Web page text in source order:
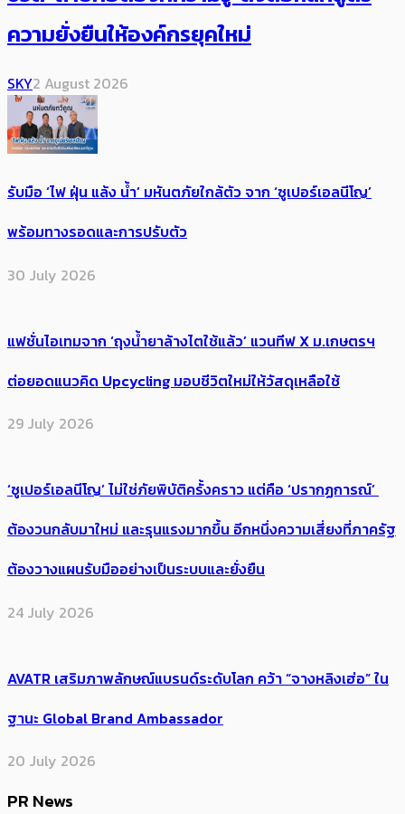
ความยั่งยืนให้องค์กรยุคใหม่
SKY2 August 2026
รับมือ ‘ไฟ ฝุ่น แล้ง น้ำ’ มหันตภัยใกล้ตัว จาก ‘ซูเปอร์เอลนีโญ’
พร้อมทางรอดและการปรับตัว
30 July 2026
แฟชั่นไอเทมจาก ‘ถุงน้ำยาล้างไตใช้แล้ว’ แวนทีฟ X ม.เกษตรฯ
ต่อยอดแนวคิด Upcycling มอบชีวิตใหม่ให้วัสดุเหลือใช้
29 July 2026
‘ซูเปอร์เอลนีโญ’ ไม่ใช่ภัยพิบัติครั้งคราว แต่คือ ‘ปรากฏการณ์’ ​
ต้อง​วนกลับมาใหม่ และรุนแรงมากขึ้น อีกหนึ่งความเสี่ยงที่ภาครัฐ
ต้องวางแผนรับมืออย่างเป็นระบบและยั่งยืน
24 July 2026
AVATR เสริมภาพลักษณ์แบรนด์ระดับโลก คว้า “จางหลิงเฮ่อ” ใน
ฐานะ Global Brand Ambassador
20 July 2026
PR News